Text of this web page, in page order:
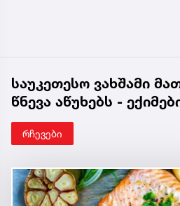
საუკეთესო ვახშამი
წნევა აწუხებს -
რჩევები